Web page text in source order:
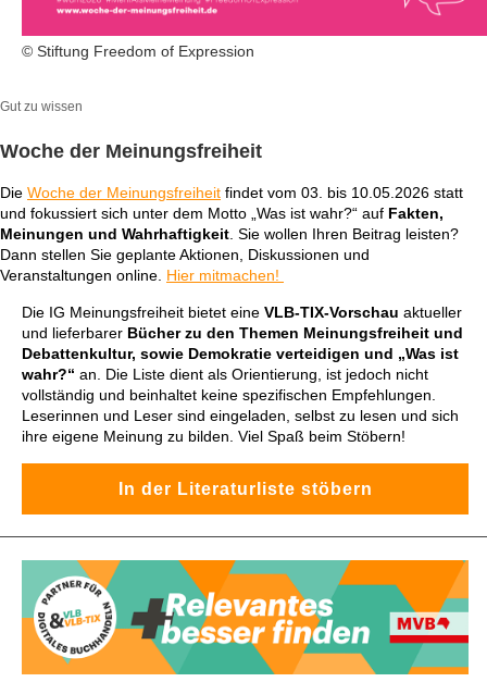
© Stiftung Freedom of Expression
Gut zu wissen
Woche der Meinungsfreiheit
Die Woche der Meinungsfreiheit findet vom 03. bis 10.05.2026 statt
und fokussiert sich unter dem Motto „Was ist wahr?“ auf Fakten,
Meinungen und Wahrhaftigkeit . Sie wollen Ihren Beitrag leisten?
Dann stellen Sie geplante Aktionen, Diskussionen und
Veranstaltungen online. Hier mitmachen!
Die IG Meinungsfreiheit bietet eine VLB-TIX-Vorschau aktueller
und lieferbarer Bücher zu den Themen Meinungsfreiheit und
Debattenkultur, sowie Demokratie verteidigen und „Was ist
wahr?“ an. Die Liste dient als Orientierung, ist jedoch nicht
vollständig und beinhaltet keine spezifischen Empfehlungen.
Leserinnen und Leser sind eingeladen, selbst zu lesen und sich
ihre eigene Meinung zu bilden. Viel Spaß beim Stöbern!
In der Literaturliste stöbern